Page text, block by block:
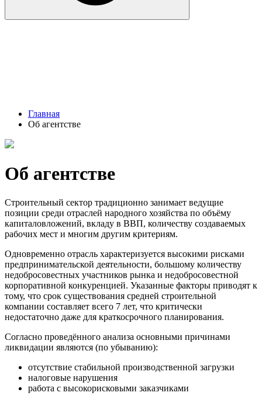
Главная
Об агентстве
Об агентстве
Строительный сектор традиционно занимает ведущие
позиции среди отраслей народного хозяйства по объёму
капиталовложений, вкладу в ВВП, количеству создаваемых
рабочих мест и многим другим критериям.
Одновременно отрасль характеризуется высокими рисками
предпринимательской деятельности, большому количеству
недобросовестных участников рынка и недобросовестной
корпоративной конкуренцией. Указанные факторы приводят к
тому, что срок существования средней строительной
компании составляет всего 7 лет, что критически
недостаточно даже для краткосрочного планирования.
Согласно проведённого анализа основными причинами
ликвидации являются (по убыванию):
отсутствие стабильной производственной загрузки
налоговые нарушения
работа с высокорисковыми заказчиками